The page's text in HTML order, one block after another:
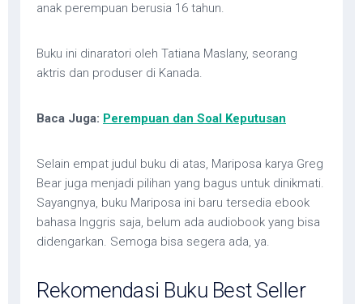
anak perempuan berusia 16 tahun.
Buku ini dinaratori oleh Tatiana Maslany, seorang
aktris dan produser di Kanada.
Baca Juga: Perempuan dan Soal Keputusan
Selain empat judul buku di atas, Mariposa karya Greg
Bear juga menjadi pilihan yang bagus untuk dinikmati.
Sayangnya, buku Mariposa ini baru tersedia ebook
bahasa Inggris saja, belum ada audiobook yang bisa
didengarkan. Semoga bisa segera ada, ya.
Rekomendasi Buku Best Seller